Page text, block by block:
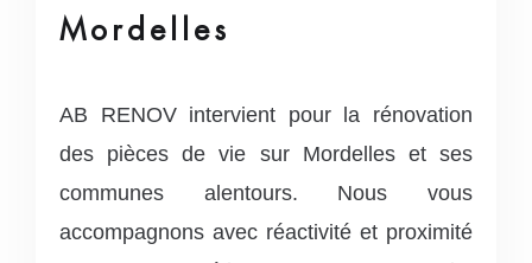
Mordelles
AB RENOV intervient pour la rénovation
des pièces de vie sur Mordelles et ses
communes alentours. Nous vous
accompagnons avec réactivité et proximité